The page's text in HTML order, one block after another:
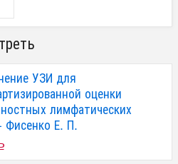
УЗИ для
оценки
лимфатических
Фисенко Е. П.